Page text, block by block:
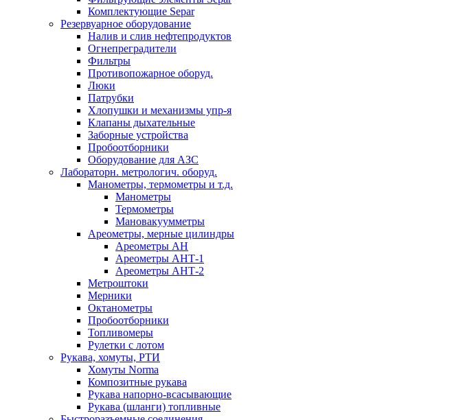
Комплектующие Separ
Резервуарное оборудование
Налив и слив нефтепродуктов
Огнепреградители
Фильтры
Противопожарное оборуд.
Люки
Патрубки
Хлопушки и механизмы упр-я
Клапаны дыхательные
Заборные устройства
Пробоотборники
Оборудование для АЗС
Лабораторн. метрологич. оборуд.
Манометры, термометры и т.д.
Манометры
Термометры
Мановакуумметры
Ареометры, мерные цилиндры
Ареометры АН
Ареометры АНТ-1
Ареометры АНТ-2
Метроштоки
Мерники
Октанометры
Пробоотборники
Топливомеры
Рулетки с лотом
Рукава, хомуты, РТИ
Хомуты Norma
Композитные рукава
Рукава напорно-всасывающие
Рукава (шланги) топливные